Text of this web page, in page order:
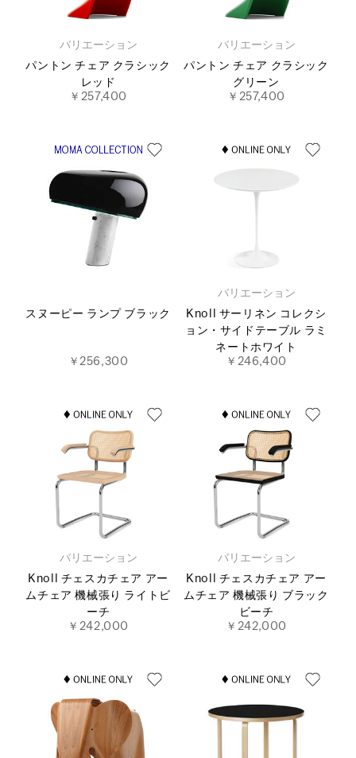
バリエーション
パントン チェア クラシック
レッド
￥257,400
バリエーション
パントン チェア クラシック
グリーン
￥257,400
スヌーピー ランプ ブラック
￥256,300
バリエーション
Knoll サーリネン コレクシ
ョン・サイドテーブル ラミ
ネートホワイト
￥246,400
バリエーション
Knoll チェスカチェア アー
ムチェア 機械張り ライトビ
ーチ
￥242,000
バリエーション
Knoll チェスカチェア アー
ムチェア 機械張り ブラック
ビーチ
￥242,000